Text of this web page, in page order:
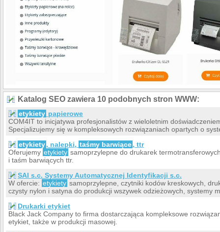
Katalog SEO zawiera 10 podobnych stron WWW:
etykiety papierowe
COM4IT to inicjatywa profesjonalistów z wieloletnim
Specjalizujemy się w kompleksowych rozwiązaniach opartych o
etykiety, nalepki, taśmy barwiące, ttr
Oferujemy etykiety samoprzylepne do drukarek
i taśm barwiących ttr.
SAI s.c. Systemy Automatycznej Identyfikacji s.c.
W ofercie: etykiety samoprzylepne, czytniki kodów kreskowych,
czysty nylon i satyna do produkcji wszywek odzieżowych, systemy
Drukarki etykiet
Black Jack Company to firma dostarczająca kompleksowe
etykiet, także w produkcji masowej.